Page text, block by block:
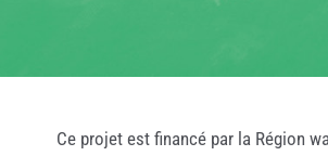
Ce projet est financé par la Région